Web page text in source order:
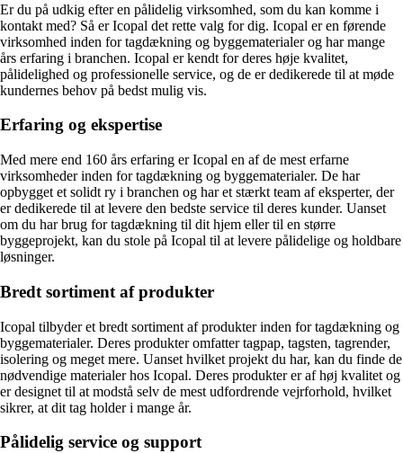
Er du på udkig efter en pålidelig virksomhed, som du kan komme i
kontakt med? Så er Icopal det rette valg for dig. Icopal er en førende
virksomhed inden for tagdækning og byggematerialer og har mange
års erfaring i branchen. Icopal er kendt for deres høje kvalitet,
pålidelighed og professionelle service, og de er dedikerede til at møde
kundernes behov på bedst mulig vis.
Erfaring og ekspertise
Med mere end 160 års erfaring er Icopal en af de mest erfarne
virksomheder inden for tagdækning og byggematerialer. De har
opbygget et solidt ry i branchen og har et stærkt team af eksperter, der
er dedikerede til at levere den bedste service til deres kunder. Uanset
om du har brug for tagdækning til dit hjem eller til en større
byggeprojekt, kan du stole på Icopal til at levere pålidelige og holdbare
løsninger.
Bredt sortiment af produkter
Icopal tilbyder et bredt sortiment af produkter inden for tagdækning og
byggematerialer. Deres produkter omfatter tagpap, tagsten, tagrender,
isolering og meget mere. Uanset hvilket projekt du har, kan du finde de
nødvendige materialer hos Icopal. Deres produkter er af høj kvalitet og
er designet til at modstå selv de mest udfordrende vejrforhold, hvilket
sikrer, at dit tag holder i mange år.
Pålidelig service og support